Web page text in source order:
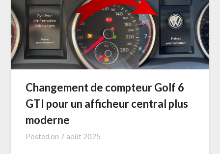
Changement de compteur Golf 6
GTI pour un afficheur central plus
moderne
Posted on 7 août 2025